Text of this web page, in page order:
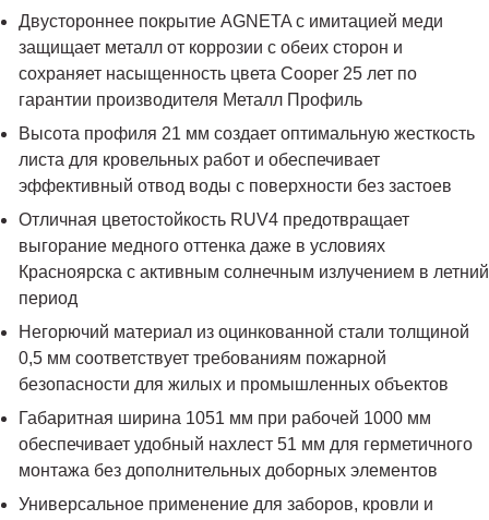
Двустороннее покрытие AGNETA с имитацией меди
защищает металл от коррозии с обеих сторон и
сохраняет насыщенность цвета Cooper 25 лет по
гарантии производителя Металл Профиль
Высота профиля 21 мм создает оптимальную жесткость
листа для кровельных работ и обеспечивает
эффективный отвод воды с поверхности без застоев
Отличная цветостойкость RUV4 предотвращает
выгорание медного оттенка даже в условиях
Красноярска с активным солнечным излучением в летний
период
Негорючий материал из оцинкованной стали толщиной
0,5 мм соответствует требованиям пожарной
безопасности для жилых и промышленных объектов
Габаритная ширина 1051 мм при рабочей 1000 мм
обеспечивает удобный нахлест 51 мм для герметичного
монтажа без дополнительных доборных элементов
Универсальное применение для заборов, кровли и